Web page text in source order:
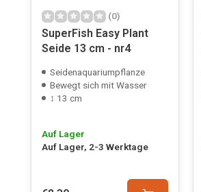
(0)
SuperFish Easy Plant
Seide 13 cm - nr4
Seidenaquariumpflanze
Bewegt sich mit Wasser
↕ 13 cm
Auf Lager
Auf Lager, 2-3 Werktage